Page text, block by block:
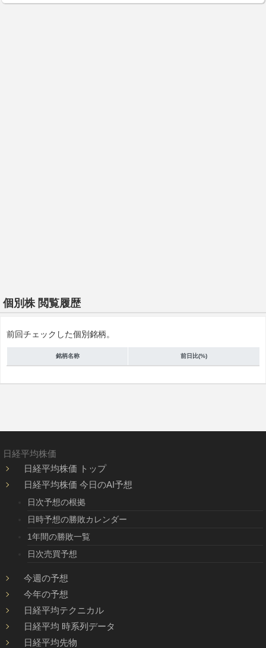
個別株 閲覧履歴
前回チェックした個別銘柄。
銘柄名称 前日比(%)
日経平均株価
日経平均株価 トップ
日経平均株価 今日のAI予想
日次予想の根拠
日時予想の勝敗カレンダー
1年間の勝敗一覧
日次売買予想
今週の予想
今年の予想
日経平均テクニカル
日経平均 時系列データ
日経平均先物